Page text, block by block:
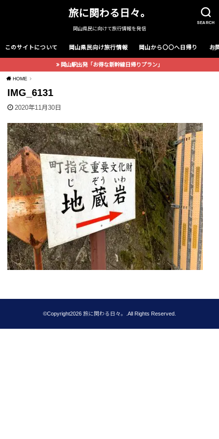
SEARCH
旅に関わる日々。
岡山県民に向けて旅行情報を発信
このサイトについて 岡山県民向け旅行情報 岡山から〇〇へ日帰り お
岡山駅出発「お得な新幹線日帰りプラン」
HOME
IMG_6131
2020年11月30日
©Copyright2026 旅に関わる日々。 .All Rights Reserved.